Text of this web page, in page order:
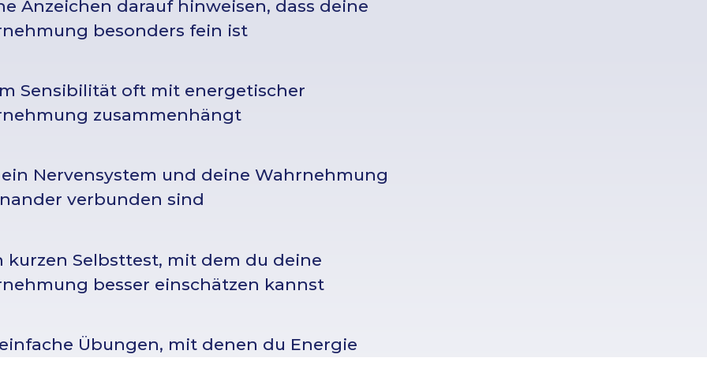
Anzeichen darauf hinweisen, dass deine
besonders fein ist
Sensibilität oft mit energetischer
zusammenhängt
Nervensystem und deine Wahrnehmung
verbunden sind
kurzen Selbsttest, mit dem du deine
besser einschätzen kannst
Übungen, mit denen du Energie